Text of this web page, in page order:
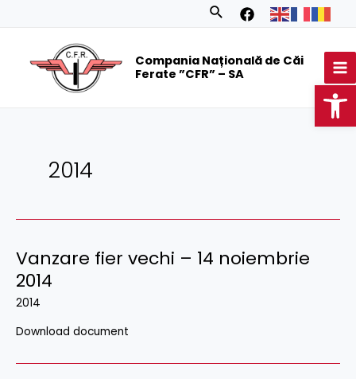
Search
Compania Națională de Căi
Ferate ”CFR” – SA
2014
Vanzare fier vechi – 14 noiembrie
2014
2014
Download document